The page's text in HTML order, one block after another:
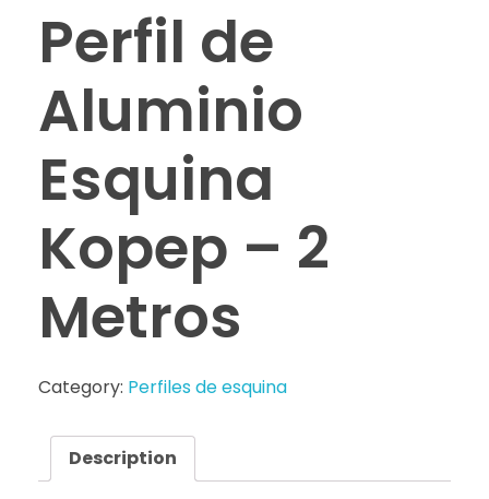
Perfil de
Aluminio
Esquina
Kopep – 2
Metros
Category: Perfiles de esquina
Description